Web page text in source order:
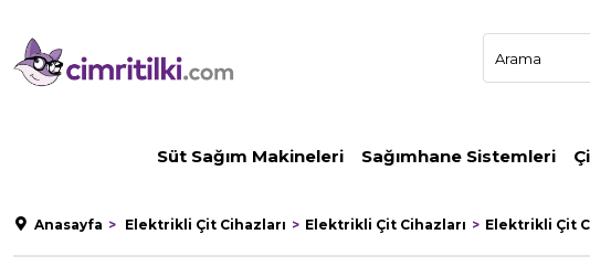
Süt Sağım Makineleri Sağımhane Sistemleri
Anasayfa Elektrikli Çit Cihazları Elektrikli Çit Cihazları Elektrikli Çit